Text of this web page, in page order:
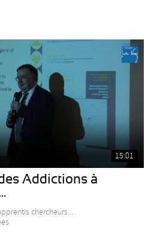
15:01
Addictions à
chercheurs...